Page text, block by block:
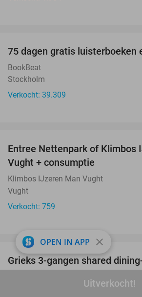
Uitverkocht!
75 dagen gratis luisterboeken
BookBeat
Stockholm
Verkocht: 39.309
Entree Nettenpark of Klimbos
Vught + consumptie
Klimbos IJzeren Man Vught
Vught
Verkocht: 759
Grieks 3-gangen shared
OPEN IN APP close